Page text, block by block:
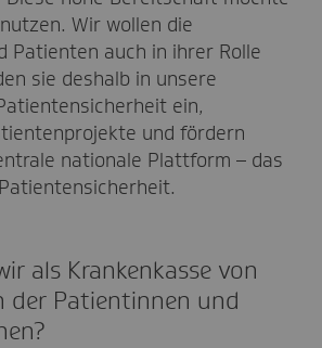
Wir wollen die
Patienten auch in ihrer Rolle
sie deshalb in unsere
ein,
und fördern
nationale Plattform – das
als Krankenkasse von
der Patientinnen und